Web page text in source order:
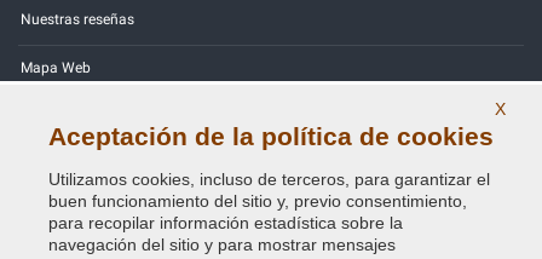
Nuestras reseñas
Mapa Web
Política de Privacidad - RGPD
X
Aceptación de la política de cookies
Utilizamos cookies, incluso de terceros, para garantizar el
buen funcionamiento del sitio y, previo consentimiento,
para recopilar información estadística sobre la
navegación del sitio y para mostrar mensajes